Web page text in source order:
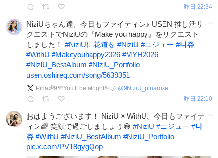
昨日 22:34
NiziUちゃん達、今日もファイティン♪ USEN 推し活リ
クエストでNiziUの『Make you happy』をリクエスト
しました！ #NiziUに花道を #NiziU #ニジュー #니쥬
#WithU #Makeyouhappy2026 #MYH2026
#NiziU_BestAlbum #NiziU_Portfolio
usen.oshireq.com/song/5639351
Pina🌈9💜You’ll be alright🦢🌙 @9NiziU_pinarose
昨日 22:10
おはようございます！ NiziU × WithU、今日もファイテ
ィン🌈 笑顔で過ごしましょう😄 #NiziU #ニジュー #니
쥬 #WithU #NiziU_BestAlbum #NiziU_Portfolio
pic.x.com/PVT8gygQop